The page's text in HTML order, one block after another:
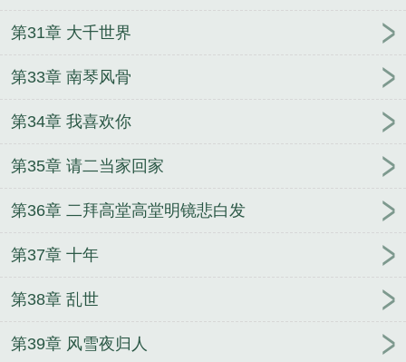
第31章 大千世界
第33章 南琴风骨
第34章 我喜欢你
第35章 请二当家回家
第36章 二拜高堂高堂明镜悲白发
第37章 十年
第38章 乱世
第39章 风雪夜归人